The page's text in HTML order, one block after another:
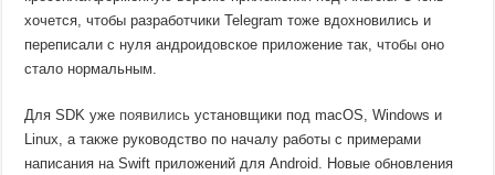
хочется, чтобы разработчики Telegram тоже вдохновились и
переписали с нуля андроидовское приложение так, чтобы оно
стало нормальным.
Для SDK уже появились установщики под macOS, Windows и
Linux, а также руководство по началу работы с примерами
написания на Swift приложений для Android. Новые обновления